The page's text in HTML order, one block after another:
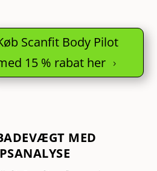
Scanfit Body Pilot
15 % rabat her
5
MED